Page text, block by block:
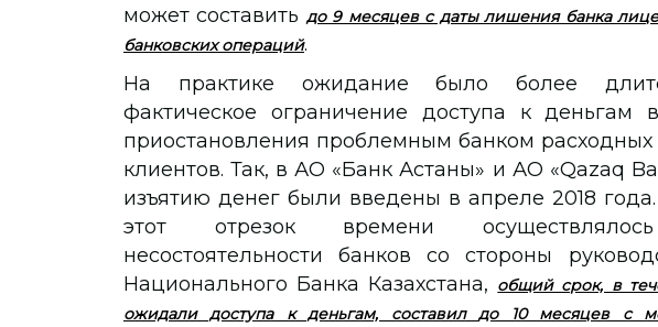
может составить до 9 месяцев с даты лишения банка
банковских операций.
На практике ожидание было более
фактическое ограничение доступа к деньгам
приостановления проблемным банком
клиентов. Так, в АО «Банк Астаны» и АО «Qazaq
изъятию денег были введены в апреле 2018
этот отрезок времени осуществлялось
несостоятельности банков со стороны
Национального Банка Казахстана, общий срок, в
ожидали доступа к деньгам, составил
до 10 месяцев с